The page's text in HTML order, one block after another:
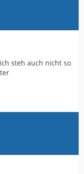
steh auch nicht so